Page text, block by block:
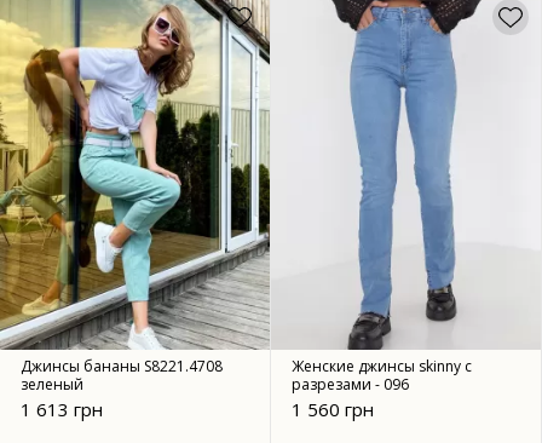
Джинсы бананы S8221.4708
зеленый
1 613 грн
Женские джинсы skinny с
разрезами - 096
1 560 грн